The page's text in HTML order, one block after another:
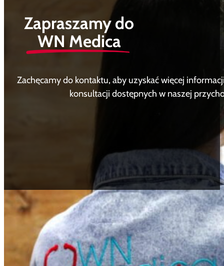
Zapraszamy do
WN Medica
Zachęcamy do kontaktu, aby uzyskać więcej
konsultacji dostępnych w naszej